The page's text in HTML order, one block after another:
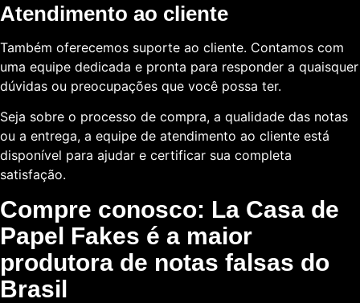
Atendimento ao cliente
Também oferecemos suporte ao cliente. Contamos com
uma equipe dedicada e pronta para responder a quaisquer
dúvidas ou preocupações que você possa ter.
Seja sobre o processo de compra, a qualidade das notas
ou a entrega, a equipe de atendimento ao cliente está
disponível para ajudar e certificar sua completa
satisfação.
Compre conosco: La Casa de
Papel Fakes é a maior
produtora de notas falsas do
Brasil